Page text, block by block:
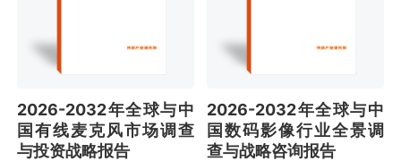
2026-2032年全球与中
国有线麦克风市场调查
与投资战略报告
2026-2032年全球与中
国数码影像行业全景调
查与战略咨询报告